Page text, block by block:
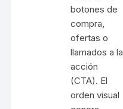
botones de
compra,
ofertas o
llamados a la
acción
(CTA). El
orden visual